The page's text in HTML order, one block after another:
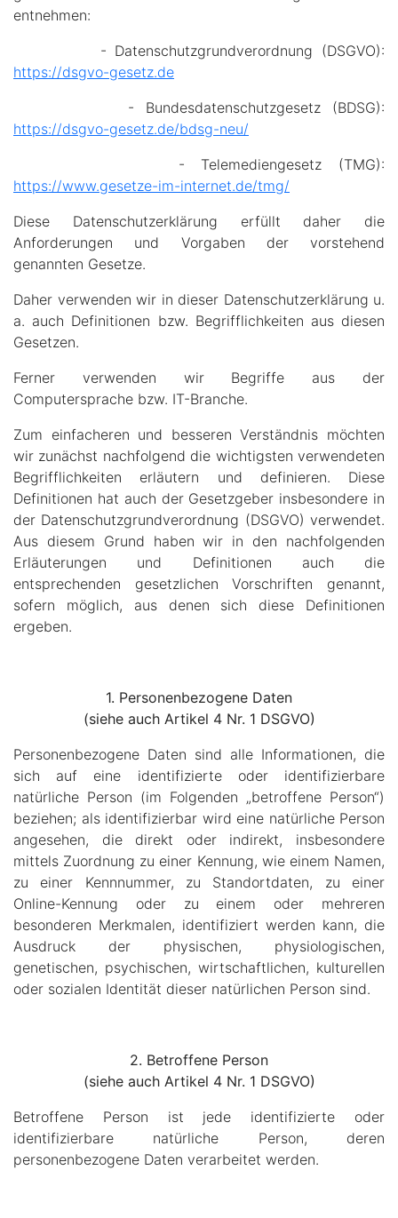
entnehmen:
- Datenschutzgrundverordnung (DSGVO):
https://dsgvo-gesetz.de
- Bundesdatenschutzgesetz (BDSG):
https://dsgvo-gesetz.de/bdsg-neu/
- Telemediengesetz (TMG):
https://www.gesetze-im-internet.de/tmg/
Diese Datenschutzerklärung erfüllt daher die
Anforderungen und Vorgaben der vorstehend
genannten Gesetze.
Daher verwenden wir in dieser Datenschutzerklärung u.
a. auch Definitionen bzw. Begrifflichkeiten aus diesen
Gesetzen.
Ferner verwenden wir Begriffe aus der
Computersprache bzw. IT-Branche.
Zum einfacheren und besseren Verständnis möchten
wir zunächst nachfolgend die wichtigsten verwendeten
Begrifflichkeiten erläutern und definieren. Diese
Definitionen hat auch der Gesetzgeber insbesondere in
der Datenschutzgrundverordnung (DSGVO) verwendet.
Aus diesem Grund haben wir in den nachfolgenden
Erläuterungen und Definitionen auch die
entsprechenden gesetzlichen Vorschriften genannt,
sofern möglich, aus denen sich diese Definitionen
ergeben.
1. Personenbezogene Daten
(siehe auch Artikel 4 Nr. 1 DSGVO)
Personenbezogene Daten sind alle Informationen, die
sich auf eine identifizierte oder identifizierbare
natürliche Person (im Folgenden „betroffene Person“)
beziehen; als identifizierbar wird eine natürliche Person
angesehen, die direkt oder indirekt, insbesondere
mittels Zuordnung zu einer Kennung, wie einem Namen,
zu einer Kennnummer, zu Standortdaten, zu einer
Online-Kennung oder zu einem oder mehreren
besonderen Merkmalen, identifiziert werden kann, die
Ausdruck der physischen, physiologischen,
genetischen, psychischen, wirtschaftlichen, kulturellen
oder sozialen Identität dieser natürlichen Person sind.
2. Betroffene Person
(siehe auch Artikel 4 Nr. 1 DSGVO)
Betroffene Person ist jede identifizierte oder
identifizierbare natürliche Person, deren
personenbezogene Daten verarbeitet werden.